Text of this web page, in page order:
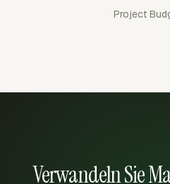
Project
Verwandeln Sie